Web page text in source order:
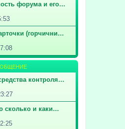
форума и его…
(горчични…
контроля…
сколько и каки…